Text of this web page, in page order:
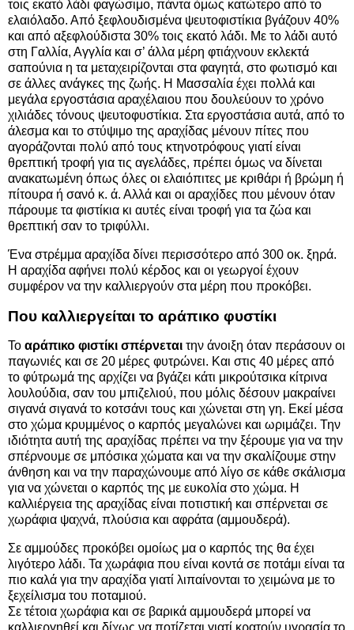
τοις εκατό λάδι φαγώσιμο, πάντα όμως κατώτερο από το
ελαιόλαδο. Από ξεφλουδισμένα ψευτοφιστίκια βγάζουν 40%
και από αξεφλούδιστα 30% τοις εκατό λάδι. Με το λάδι αυτό
στη Γαλλία, Αγγλία και σ’ άλλα μέρη φτιάχνουν εκλεκτά
σαπούνια η τα μεταχειρίζονται στα φαγητά, στο φωτισμό και
σε άλλες ανάγκες της ζωής. Η Μασσαλία έχει πολλά και
μεγάλα εργοστάσια αραχέλαιου που δουλεύουν το χρόνο
χιλιάδες τόνους ψευτοφυστίκια. Στα εργοστάσια αυτά, από το
άλεσμα και το στύψιμο της αραχίδας μένουν πίτες που
αγοράζονται πολύ από τους κτηνοτρόφους γιατί είναι
θρεπτική τροφή για τις αγελάδες, πρέπει όμως να δίνεται
ανακατωμένη όπως όλες οι ελαιόπιτες με κριθάρι ή βρώμη ή
πίτουρα ή σανό κ. ά. Αλλά και οι αραχίδες που μένουν όταν
πάρουμε τα φιστίκια κι αυτές είναι τροφή για τα ζώα και
θρεπτική σαν το τριφύλλι.
Ένα στρέμμα αραχίδα δίνει περισσότερο από 300 οκ. ξηρά.
Η αραχίδα αφήνει πολύ κέρδος και οι γεωργοί έχουν
συμφέρον να την καλλιεργούν στα μέρη που προκόβει.
Που καλλιεργείται το αράπικο φυστίκι
Το αράπικο φιστίκι σπέρνεται την άνοιξη όταν περάσουν οι
παγωνιές και σε 20 μέρες φυτρώνει. Και στις 40 μέρες από
το φύτρωμά της αρχίζει να βγάζει κάτι μικρούτσικα κίτρινα
λουλούδια, σαν του μπιζελιού, που μόλις δέσουν μακραίνει
σιγανά σιγανά το κοτσάνι τους και χώνεται στη γη. Εκεί μέσα
στο χώμα κρυμμένος ο καρπός μεγαλώνει και ωριμάζει. Την
ιδιότητα αυτή της αραχίδας πρέπει να την ξέρουμε για να την
σπέρνουμε σε μπόσικα χώματα και να την σκαλίζουμε στην
άνθηση και να την παραχώνουμε από λίγο σε κάθε σκάλισμα
για να χώνεται ο καρπός της με ευκολία στο χώμα. Η
καλλιέργεια της αραχίδας είναι ποτιστική και σπέρνεται σε
χωράφια ψαχνά, πλούσια και αφράτα (αμμουδερά).
Σε αμμούδες προκόβει ομοίως μα ο καρπός της θα έχει
λιγότερο λάδι. Τα χωράφια που είναι κοντά σε ποτάμι είναι τα
πιο καλά για την αραχίδα γιατί λιπαίνονται το χειμώνα με το
ξεχείλισμα του ποταμιού.
Σε τέτοια χωράφια και σε βαρικά αμμουδερά μπορεί να